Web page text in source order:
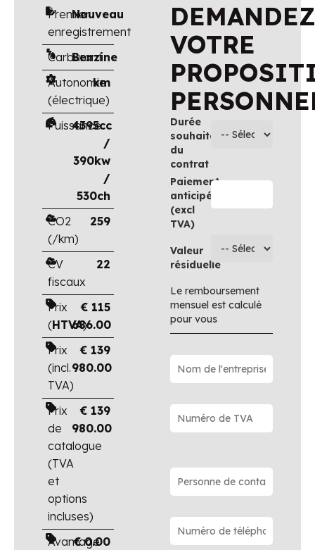
Premier
enregistrement
Nouveau
Carburant
Benzine
Autonomie
(électrique)
km
Puissance
4395cc
/
390kw
/
530ch
CO2
(/km)
259
CV
fiscaux
22
Prix
(HTVA)
€ 115
686.00
Prix
(incl.
TVA)
€ 139
980.00
Prix
de
catalogue
(TVA
et
options
incluses)
€ 139
980.00
Avantage
€0.00
DEMANDEZ
VOTRE
Durée
souhaitée
du
contrat
Paiement
anticipé
(excl
TVA)
Valeur
résiduelle
Le remboursement
mensuel est calculé
pour vous